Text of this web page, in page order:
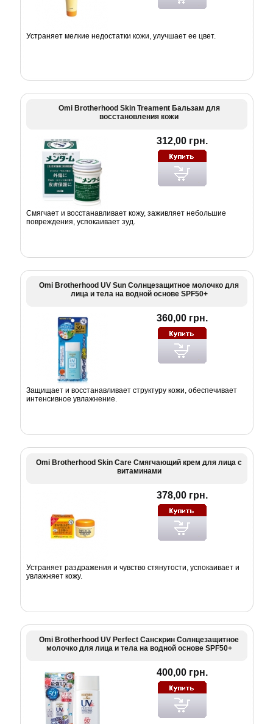
Устраняет мелкие недостатки кожи, улучшает ее цвет.
Omi Brotherhood Skin Treament Бальзам для
восстановления кожи
312,00 грн.
Смягчает и восстанавливает кожу, заживляет небольшие
повреждения, успокаивает зуд.
Omi Brotherhood UV Sun Солнцезащитное молочко для
лица и тела на водной основе SPF50+
360,00 грн.
Защищает и восстанавливает структуру кожи, обеспечивает
интенсивное увлажнение.
Omi Brotherhood Skin Care Смягчающий крем для лица с
витаминами
378,00 грн.
Устраняет раздражения и чувство стянутости, успокаивает и
увлажняет кожу.
Omi Brotherhood UV Perfect Санскрин Солнцезащитное
молочко для лица и тела на водной основе SPF50+
400,00 грн.